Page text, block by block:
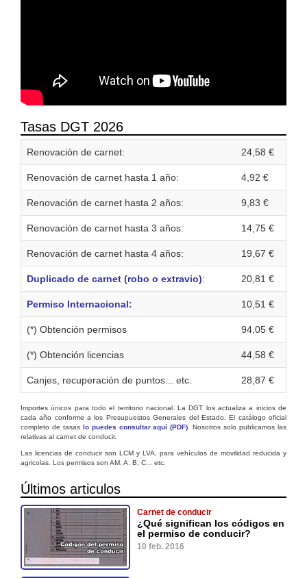
Tasas DGT 2026
Renovación de carnet: 24,58 €
Renovación de carnet hasta 1 año: 4,92 €
Renovación de carnet hasta 2 años: 9,83 €
Renovación de carnet hasta 3 años: 14,75 €
Renovación de carnet hasta 4 años: 19,67 €
Duplicado de carnet (robo o extravio): 20,81 €
Permiso Internacional: 10,51 €
(*) Obtención permisos 94,05 €
(*) Obtención licencias 44,58 €
Canjes, recuperación de puntos... etc. 28,87 €
Importes únicos para todo el territorio nacional. La DGT los actualiza a inicios de
cada año conforme a los Presupuestos Generales del Estado. El catálogo oficial
completo de tasas lo puedes consultar aquí (PDF). Nosotros solo publicamos las
relativas al carnet de conducir.
Las licencias de conducir son LCM y LVA, para vehículos de movilidad reducida y
agricolas. Los permisos son AM, A, B, C... etc.
Últimos articulos
Carnet de conducir
¿Qué significan los códigos en
el permiso de conducir?
10 feb. 2016